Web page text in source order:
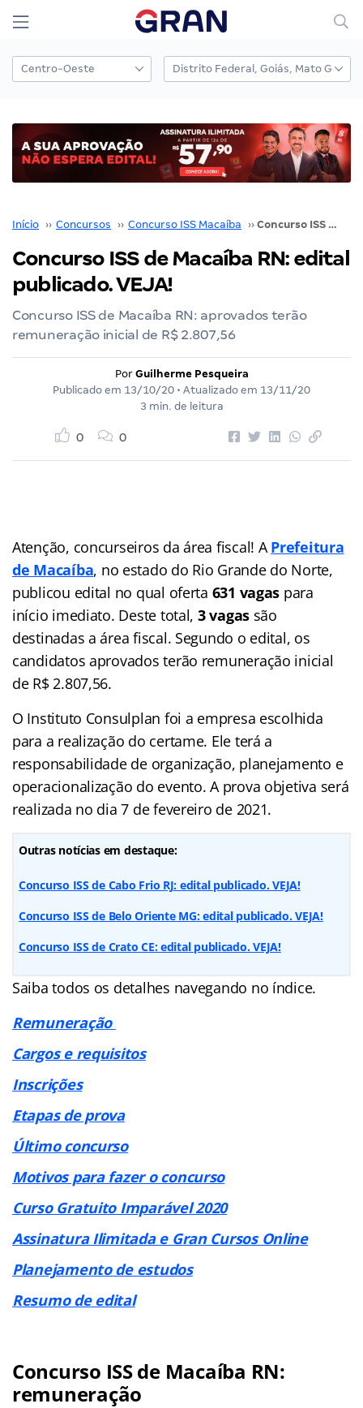
Início ›› Concursos ›› Concurso ISS Macaíba ›› Concurso ISS de Macaíba RN: edital publicado. VEJA!
Concurso ISS de Macaíba RN: edital
publicado. VEJA!
Concurso ISS de Macaíba RN: aprovados terão
remuneração inicial de R$ 2.807,56
Por Guilherme Pesqueira
Publicado em 13/10/20 • Atualizado em 13/11/20
3 min. de leitura
0 0
Atenção, concurseiros da área fiscal! APrefeitura
de Macaíba, no estado do Rio Grande do Norte,
publicou edital no qual oferta 631 vagas para
início imediato. Deste total, 3 vagas são
destinadas a área fiscal. Segundo o edital, os
candidatos aprovados terão remuneração inicial
de R$ 2.807,56.
O Instituto Consulplan foi a empresa escolhida
para a realização do certame. Ele terá a
responsabilidade de organização, planejamento e
operacionalização do evento. A prova objetiva será
realizada no dia 7 de fevereiro de 2021.
Outras notícias em destaque:
Concurso ISS de Cabo Frio RJ: edital publicado. VEJA!
Concurso ISS de Belo Oriente MG: edital publicado. VEJA!
Concurso ISS de Crato CE: edital publicado. VEJA!
Saiba todos os detalhes navegando no índice.
Remuneração
Cargos e requisitos
Inscrições
Etapas de prova
Último concurso
Motivos para fazer o concurso
Curso Gratuito Imparável 2020
Assinatura Ilimitada e Gran Cursos Online
Planejamento de estudos
Resumo de edital
Concurso ISS de Macaíba RN:
remuneração